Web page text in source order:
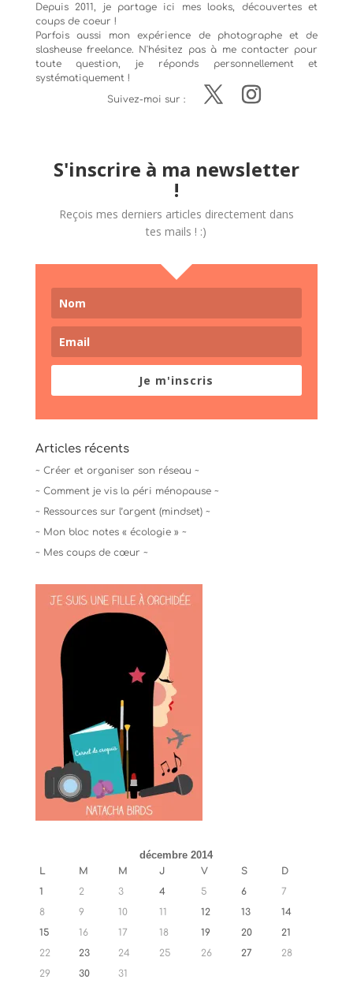
Depuis 2011, je partage ici mes looks, découvertes et
coups de coeur !
Parfois aussi mon expérience de photographeet de
slasheuse freelance. N'hésitez pas à me contacter pour
toute question, je réponds personnellement et
systématiquement !
Suivez-moi sur :
S'inscrire à ma newsletter
!
Reçois mes derniers articles directement dans
tes mails ! :)
Je m'inscris
Articles récents
~ Créer et organiser son réseau ~
~ Comment je vis la péri ménopause ~
~ Ressources sur l’argent (mindset) ~
~ Mon bloc notes « écologie » ~
~ Mes coups de cœur ~
décembre 2014
L M M J V S
D
1
2 3 4 5 6
7
8
9 10 11 12 13
14
15
16 17 18 19 20
21
22
23 24 25 26 27
28
29
30
31